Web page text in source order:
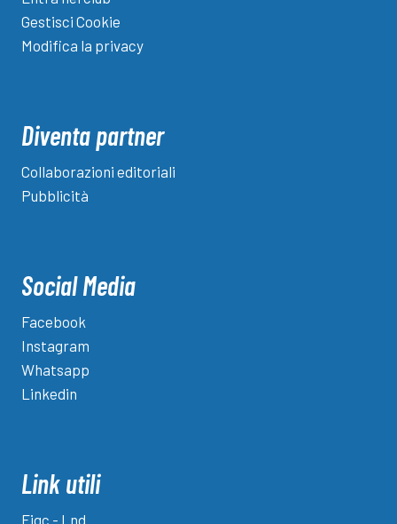
Gestisci Cookie
Modifica la privacy
Diventa partner
Collaborazioni editoriali
Pubblicità
Social Media
Facebook
Instagram
Whatsapp
Linkedin
Link utili
Figc - Lnd